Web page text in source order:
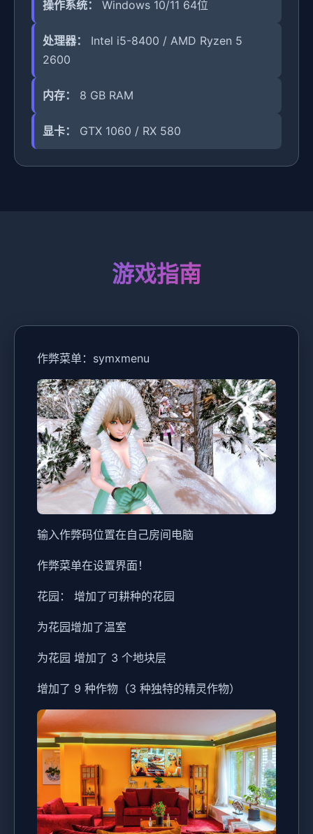
操作系统： Windows 10/11 64位
处理器：
Intel i5-8400 / AMD Ryzen 5
2600
内存： 8 GB RAM
显卡： GTX 1060 / RX 580
游戏指南
作弊菜单：symxmenu
输入作弊码位置在自己房间电脑
作弊菜单在设置界面！
花园： 增加了可耕种的花园
为花园增加了温室
为花园 增加了 3 个地块层
增加了 9 种作物（3 种独特的精灵作物）